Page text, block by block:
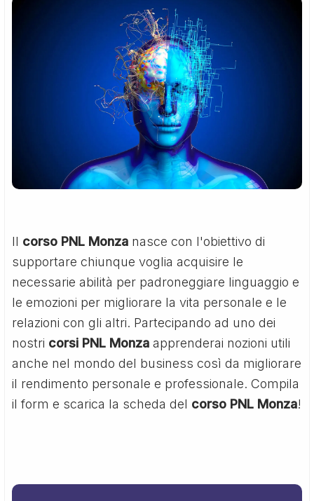
Il corso PNL Monza nasce con l'obiettivo di
supportare chiunque voglia acquisire le
necessarie abilità per padroneggiare linguaggio e
le emozioni per migliorare la vita personale e le
relazioni con gli altri. Partecipando ad uno dei
nostri corsi PNL Monza apprenderai nozioni utili
anche nel mondo del business così da migliorare
il rendimento personale e professionale. Compila
il form e scarica la scheda del corso PNL Monza!